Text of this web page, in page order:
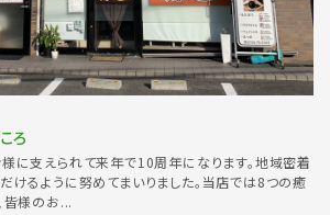
ろ
に支えられて来年で10周年になります。地域密着
けるように努めてまいりました。当店では8つの癒
皆様のお...